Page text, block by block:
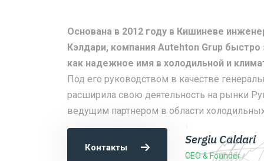
Основана в 2012 году в Кишиневе
Кэлдари, компания Autehton Grup
как надежное имя в холодильной и
Под его руководством в качестве
расширила свою деятельность на рынки
ведущим партнером в области
Контакты
Sergiu Caldari
CEO & Founder